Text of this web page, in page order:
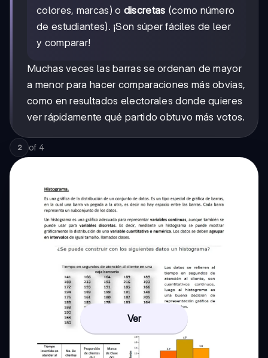
colores, marcas) o discretas (como número
de estudiantes). ¡Son súper fáciles de leer
y comparar!
Muchas veces las barras se ordenan de mayor
a menor para hacer comparaciones más obvias,
como en resultados electorales donde quieres
ver rápidamente qué partido obtuvo más votos.
2 of 4
Ver